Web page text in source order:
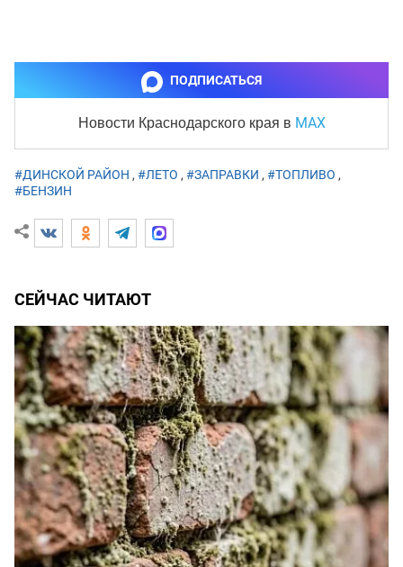
ПОДПИСАТЬСЯ
Новости Краснодарского края в MAX
#ДИНСКОЙ РАЙОН , #ЛЕТО , #ЗАПРАВКИ , #ТОПЛИВО ,
#БЕНЗИН
СЕЙЧАС ЧИТАЮТ